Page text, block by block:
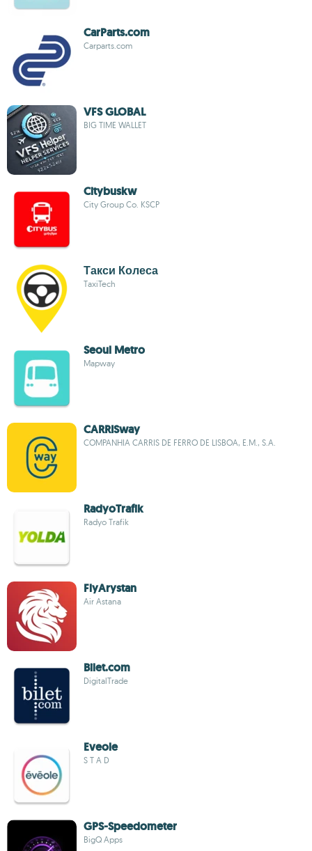
CarParts.com
Carparts.com
VFS GLOBAL
BIG TIME WALLET
Citybuskw
City Group Co. KSCP
Такси Колеса
TaxiTech
Seoul Metro
Mapway
CARRISway
COMPANHIA CARRIS DE FERRO DE LISBOA, E.M., S.A.
RadyoTrafik
Radyo Trafik
FlyArystan
Air Astana
Bilet.com
DigitalTrade
Eveole
S T A D
GPS-Speedometer
BigQ Apps